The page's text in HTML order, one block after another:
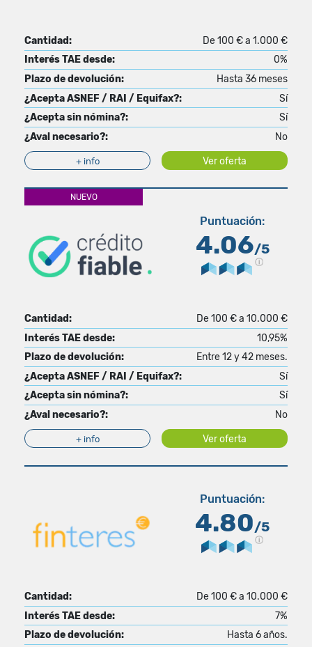
Cantidad:
De 100 € a 1.000 €
Interés TAE desde:
0%
Plazo de devolución:
Hasta 36 meses
¿Acepta ASNEF / RAI / Equifax?:
Sí
¿Acepta sin nómina?:
Sí
¿Aval necesario?:
No
+ info Ver oferta
NUEVO
Puntuación:
4.06/5
Cantidad:
De 100 € a 10.000 €
Interés TAE desde:
10,95%
Plazo de devolución:
Entre 12 y 42 meses.
¿Acepta ASNEF / RAI / Equifax?:
Sí
¿Acepta sin nómina?:
Sí
¿Aval necesario?:
No
+ info Ver oferta
Puntuación:
4.80/5
Cantidad:
De 100 € a 10.000 €
Interés TAE desde:
7%
Plazo de devolución:
Hasta 6 años.